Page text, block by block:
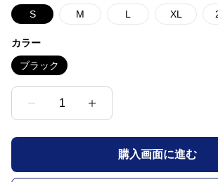
S M L XL
カラー
ブラック
1
購入画面に進む